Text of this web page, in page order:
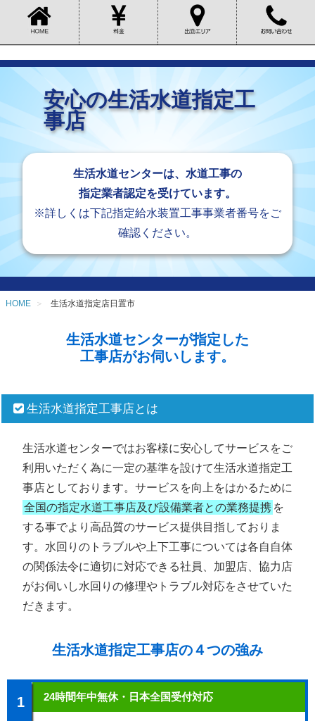
安心の生活水道指定工
事店
生活水道センターは、水道工事の
指定業者認定を受けています。
※詳しくは下記指定給水装置工事事業者番号をご
確認ください。
HOME 生活水道指定店日置市
生活水道センターが指定した
工事店がお伺いします。
生活水道指定工事店とは
生活水道センターではお客様に安心してサービスをご
利用いただく為に一定の基準を設けて生活水道指定工
事店としております。サービスを向上をはかるために
全国の指定水道工事店及び設備業者との業務提携 を
する事でより高品質のサービス提供目指しておりま
す。水回りのトラブルや上下工事については各自自体
の関係法令に適切に対応できる社員、加盟店、協力店
がお伺いし水回りの修理やトラブル対応をさせていた
だきます。
生活水道指定工事店の４つの強み
1 24時間年中無休・日本全国受付対応